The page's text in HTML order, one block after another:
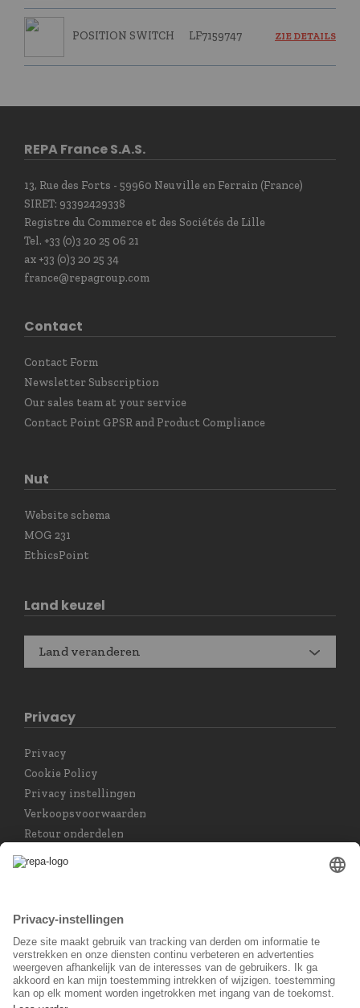
POSITION SWITCH LF7159747 ZIE DETAILS
REPA France S.A.S.
13, Rue des Forts - 59960 Neuville en Ferrain (France)
SIRET: 93392429338
Registre du Commerce et des Sociétés de Lille
Tel. +33 (0)3 20 25 06 21
ax +33 (0)3 20 25 34
france@repagroup.com
Contact
Contact Form
Newsletter Subscription
Our sales team at your service
Contact Point GPSR and Product Compliance
Nut
Website schema
MOG 231
EthicsPoint
Land keuzel
Land veranderen
Privacy
Privacy
Cookie Policy
Privacy instellingen
Verkoopsvoorwaarden
Retour onderdelen
Nederlands
Sociaal Netwerk